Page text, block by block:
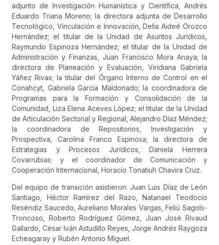
adjunto de Investigación Humanística y Científica, Andrés
Eduardo Triana Moreno; la directora adjunta de Desarrollo
Tecnológico, Vinculación e Innovación, Delia Aideé Orozco
Hernández; el titular de la Unidad de Asuntos Jurídicos,
Raymundo Espinoza Hernández; el titular de la Unidad de
Administración y Finanzas, Juan Francisco Mora Anaya; la
directora de Planeación y Evaluación, Viridiana Gabriela
Yáñez Rivas; la titular del Órgano Interno de Control en el
Conahcyt, Gabriela García Maldonado; la coordinadora de
Programas para la Formación y Consolidación de la
Comunidad, Liza Elena Aceves López; el titular de la Unidad
de Articulación Sectorial y Regional, Alejandro Díaz Méndez;
la coordinadora de Repositorios, Investigación y
Prospectiva, Carolina Franco Espinosa; la directora de
Estrategias y Procesos Jurídicos, Daniela Herrera
Covarrubias; y el coordinador de Comunicación y
Cooperación Internacional, Horacio Tonatiuh Chavira Cruz.
Del equipo de transición asistieron: Juan Luis Díaz de León
Santiago, Héctor Ramírez del Razo, Natanael Teodocio
Reséndiz Saucedo, Aureliano Morales Vargas, Feliú Sagols-
Troncoso, Roberto Rodríguez Gómez, Juan José Rivaud
Gallardo, Cesar Iván Astudillo Reyes, Jorge Andrés Raygoza
Echeagaray y Rubén Antonio Miguel.